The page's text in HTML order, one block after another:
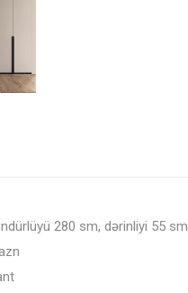
280 sm, dərinliyi 55 sm